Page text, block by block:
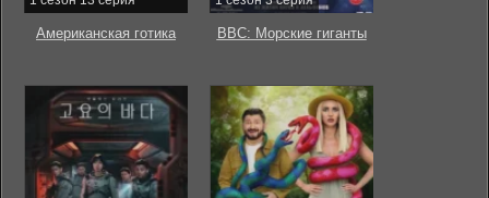
Американская готика BBC: Морские гиганты